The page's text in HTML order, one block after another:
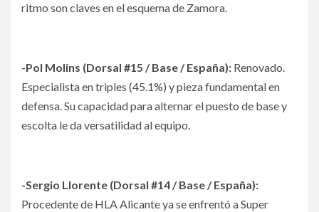
ritmo son claves en el esquema de Zamora.
-Pol Molins (Dorsal #15 / Base / España): Renovado.
Especialista en triples (45.1%) y pieza fundamental en
defensa. Su capacidad para alternar el puesto de base y
escolta le da versatilidad al equipo.
-Sergio Llorente (Dorsal #14 / Base / España):
Procedente de HLA Alicante ya se enfrentó a Super